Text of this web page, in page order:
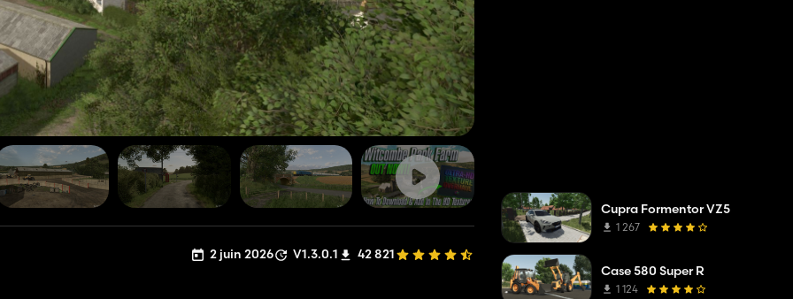
2 juin 2026 V1.3.0.1 42 821
Cupra Formentor VZ5
1 267
Case 580 Super R
1 124